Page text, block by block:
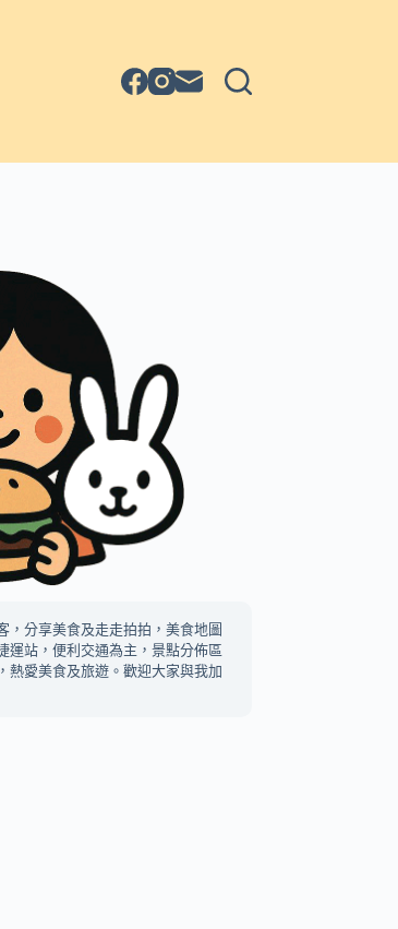
，分享美食及走走拍拍，美食地圖
運站，便利交通為主，景點分佈區
熱愛美食及旅遊。歡迎大家與我加